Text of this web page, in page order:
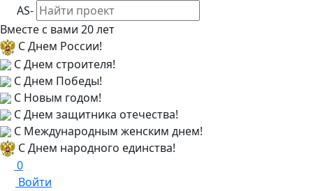
AS-
Вместе с вами 20 лет
С Днем России!
С Днем строителя!
С Днем Победы!
С Новым годом!
С Днем защитника отечества!
С Международным женским днем!
С Днем народного единства!
0
Войти